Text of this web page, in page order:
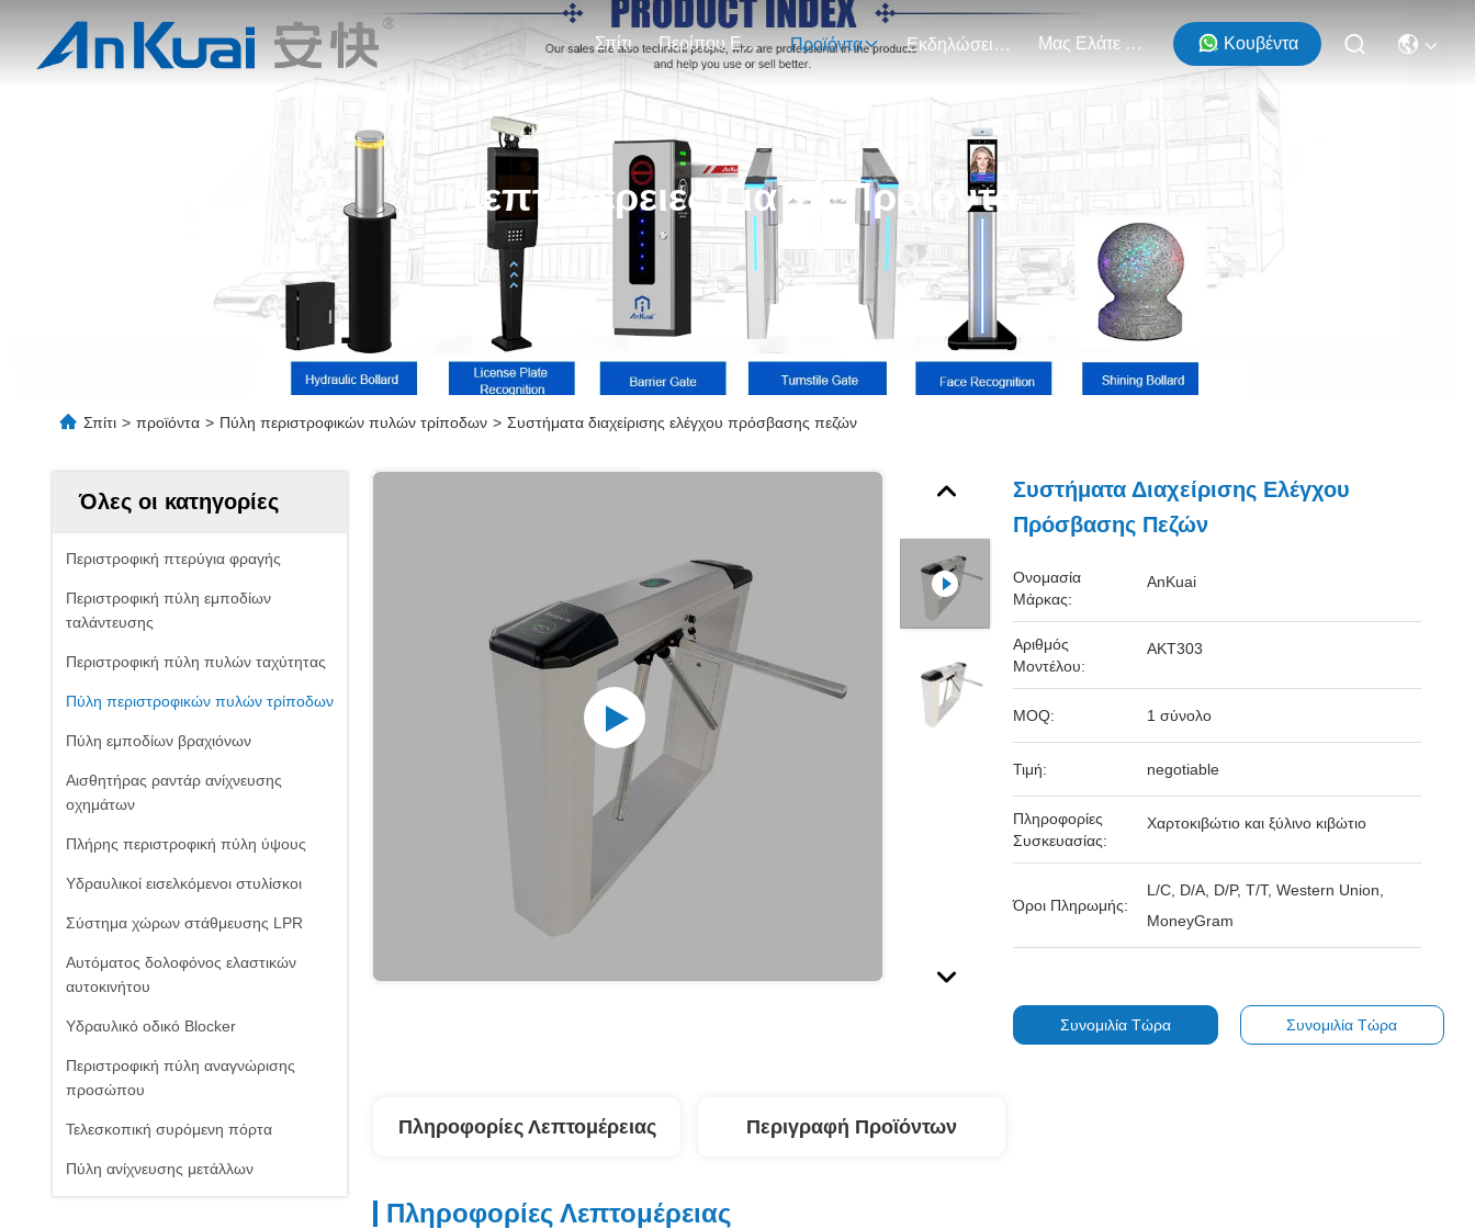
Σπίτι Περίπου Εμείς Προϊόντα Εκδηλώσεις Μας Ελάτε Σε Επαφή Με Κουβέντα
Λεπτομέρειες Για Τα Προϊόντα
Σπίτι > προϊόντα > Πύλη περιστροφικών πυλών τρίποδων > Συστήματα διαχείρισης ελέγχου πρόσβασης πεζών
Όλες οι κατηγορίες
Περιστροφική πτερύγια φραγής
Περιστροφική πύλη εμποδίων
ταλάντευσης
Περιστροφική πύλη πυλών ταχύτητας
Πύλη περιστροφικών πυλών τρίποδων
Πύλη εμποδίων βραχιόνων
Αισθητήρας ραντάρ ανίχνευσης
οχημάτων
Πλήρης περιστροφική πύλη ύψους
Υδραυλικοί εισελκόμενοι στυλίσκοι
Σύστημα χώρων στάθμευσης LPR
Αυτόματος δολοφόνος ελαστικών
αυτοκινήτου
Υδραυλικό οδικό Blocker
Περιστροφική πύλη αναγνώρισης
προσώπου
Τελεσκοπική συρόμενη πόρτα
Πύλη ανίχνευσης μετάλλων
Συστήματα Διαχείρισης Ελέγχου
Πρόσβασης Πεζών
Ονομασία
Μάρκας:
AnKuai
Αριθμός
Μοντέλου:
AKT303
MOQ: 1 σύνολο
Τιμή: negotiable
Πληροφορίες
Συσκευασίας:
Χαρτοκιβώτιο και ξύλινο κιβώτιο
Όροι Πληρωμής:
L/C, D/A, D/P, T/T, Western Union,
MoneyGram
Συνομιλία Τώρα Συνομιλία Τώρα
Πληροφορίες Λεπτομέρειας Περιγραφή Προϊόντων
Πληροφορίες Λεπτομέρειας